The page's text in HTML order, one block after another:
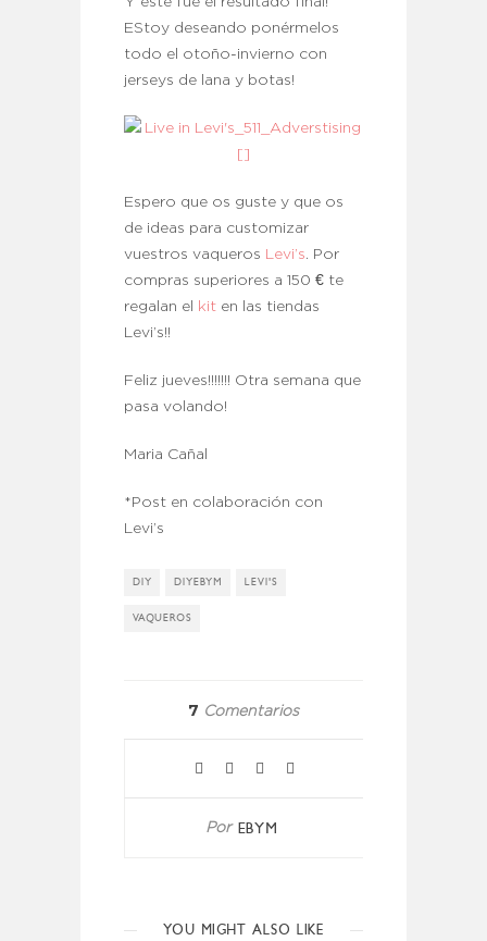
EStoy deseando ponérmelos
todo el otoño-invierno con
jerseys de lana y botas!
Espero que os guste y que os
de ideas para customizar
vuestros vaqueros
Levi’s . Por
compras superiores a 150 € te
regalan el
kit en las tiendas
Levi’s!!
Feliz jueves!!!!!!! Otra semana que
pasa volando!
Maria Cañal
*Post en colaboración con
Levi’s
DIY DIYEBYM LEVI'S
VAQUEROS
7 Comentarios
Por EBYM
YOU MIGHT ALSO LIKE